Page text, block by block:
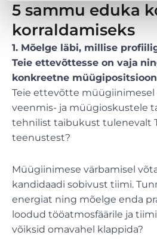
5 sammu eduka
korraldamiseks
1. Mõelge läbi, millise
Teie ettevõttesse on vaja
konkreetne
Teie ettevõtte müügiinimesel
veenmis- ja müügioskustele
tehnilist taibukust tulenevalt
teenustest?
Müügiinimese värbamisel
kandidaadi sobivust tiimi.
energiat ning mõelge enda
loodud tööatmosfäärile ja
võiksid omavahel klappida?